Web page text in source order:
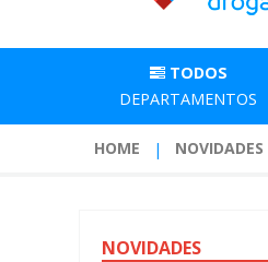
TODOS
DEPARTAMENTOS
HOME NOVIDADES
NOVIDADES